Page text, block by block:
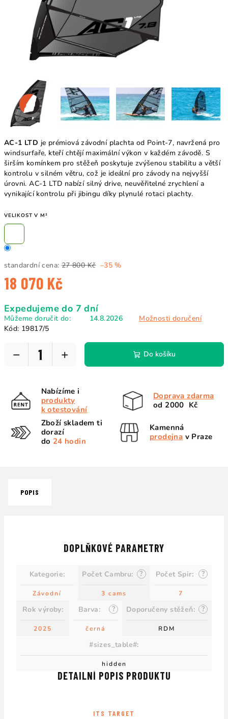
AC-1 LTD je prémiová závodní plachta od Point-7, navržená pro
windsurfaře, kteří chtějí maximální výkon v každém závodě. S
širším komínkem pro stěžeň poskytuje zvýšenou stabilitu a větší
kontrolu v silném větru, což je ideální pro závody na nejvyšší
úrovni. AC-1 LTD nabízí silný drive, neuvěřitelné zrychlení a
vynikající kontrolu při jibingu díky plynulé rotaci plachty.
VELIKOST V M²
standardní cena: 27 800 Kč –35 %
18 070 Kč
cena:
Expedujeme do 7 dní
Můžeme doručit do: 14.8.2026
Možnosti doručení
Kód: 19817/5
+
− Do košíku
Nabízíme i
produkty
k otestování
Doprava zdarma
od 2000 Kč
Zboží skladem ti
dorazí
do 24 hodin
Kamenná
prodejna v Praze
POPIS
DETAILNÍ POPIS PRODUKTU
ITS TARGET
DOPLŇKOVÉ PARAMETRY
Kategorie:
Závodní
?
Počet Cambru:
3 cams
?
Počet Spir:
7
Rok výroby:
2025
?
Barva:
černá
?
Doporučeny stěžeň:
RDM
#sizes_table#:
hidden